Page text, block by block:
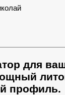
для
профиль.